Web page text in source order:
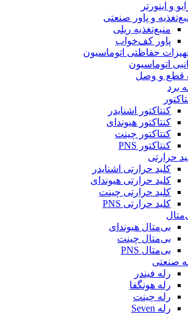
و اینورتر
و پاور صنعتی
منبع‌تغذیه ریلی
پاور کف‌خواب
حفاظتی اتوماسیون
اتوماسیون
قطع و وصل
برد
کنتاکتور اشنایدر
کنتاکتور هیوندای
کنتاکتور چینت
کنتاکتور PNS
حرارتی
کلید حرارتی اشنایدر
کلید حرارتی هیوندای
کلید حرارتی چینت
کلید حرارتی PNS
بی‌متال هیوندای
بی‌متال چینت
بی‌متال PNS
صنعتی
رله فیندر
رله هونگفا
رله چینت
رله Seven